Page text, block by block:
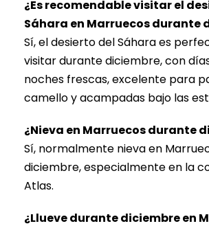
¿Es recomendable visitar el
Sáhara en Marruecos durante
Sí, el desierto del Sáhara es
visitar durante diciembre, con
noches frescas, excelente para
camello y acampadas bajo las
¿Nieva en Marruecos durante
Sí, normalmente nieva en
diciembre, especialmente en la
Atlas.
¿Llueve durante diciembre en